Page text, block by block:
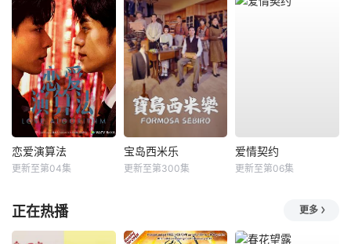
恋爱演算法
更新至第04集
宝岛西米乐
更新至第300集
爱情契约
更新至第06集
正在热播 更多